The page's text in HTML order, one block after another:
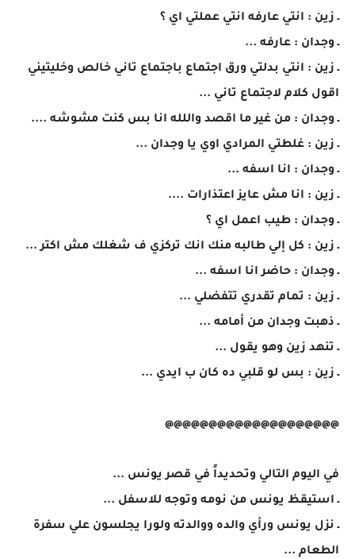
ـ زين : انتي عارفه انتي عملتي اي ؟
ـ وجدان : عارفه ...
ـ زين : انتي بدلتي ورق اجتماع باجتماع تاني خالص وخليتيني
اقول كلام لاجتماع تاني ...
ـ وجدان : من غير ما اقصد واللله انا بس كنت مشوشه ....
ـ زين : غلطتي المرادي اوي يا وجدان ...
ـ وجدان : انا اسفه ...
ـ زين : انا مش عايز اعتذارات ....
ـ وجدان : طيب اعمل اي ؟
ـ زين : كل إلي طالبه منك انك تركزي ف شغلك مش اكتر ...
ـ وجدان : حاضر انا اسفه ...
ـ زين : تمام تقدري تتفضلي ...
ـ ذهبت وجدان من أمامه ...
ـ تنهد زين وهو يقول ...
ـ زين : بس لو قلبي ده كان ب ايدي ...
@@@@@@@@@@@@@@@@@@@@
في اليوم التالي وتحديداً في قصر يونس ...
ـ استيقظ يونس من نومه وتوجه للاسفل ...
ـ نزل يونس ورأي والده ووالدته ولورا يجلسون علي سفرة
الطعام ...